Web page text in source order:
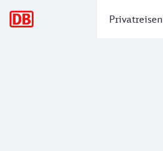
Privatreisen